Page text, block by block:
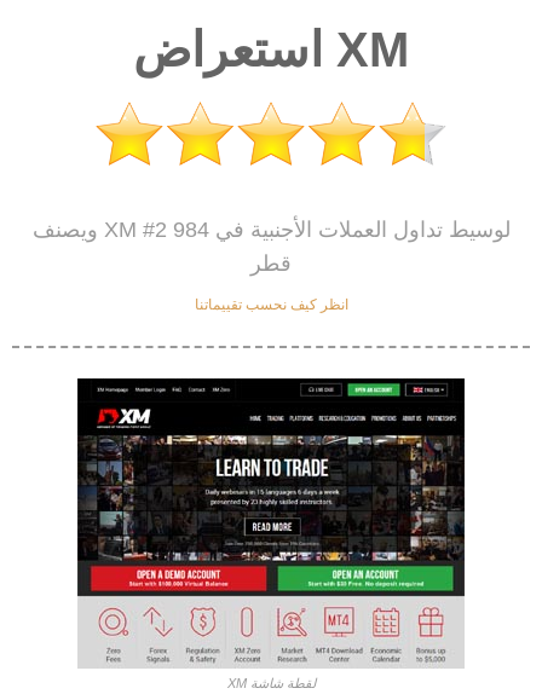
استعراض XM
ويصنف XM #2 984 لوسيط تداول العملات الأجنبية في
قطر
انظر كيف نحسب تقييماتنا
XM لقطة شاشة